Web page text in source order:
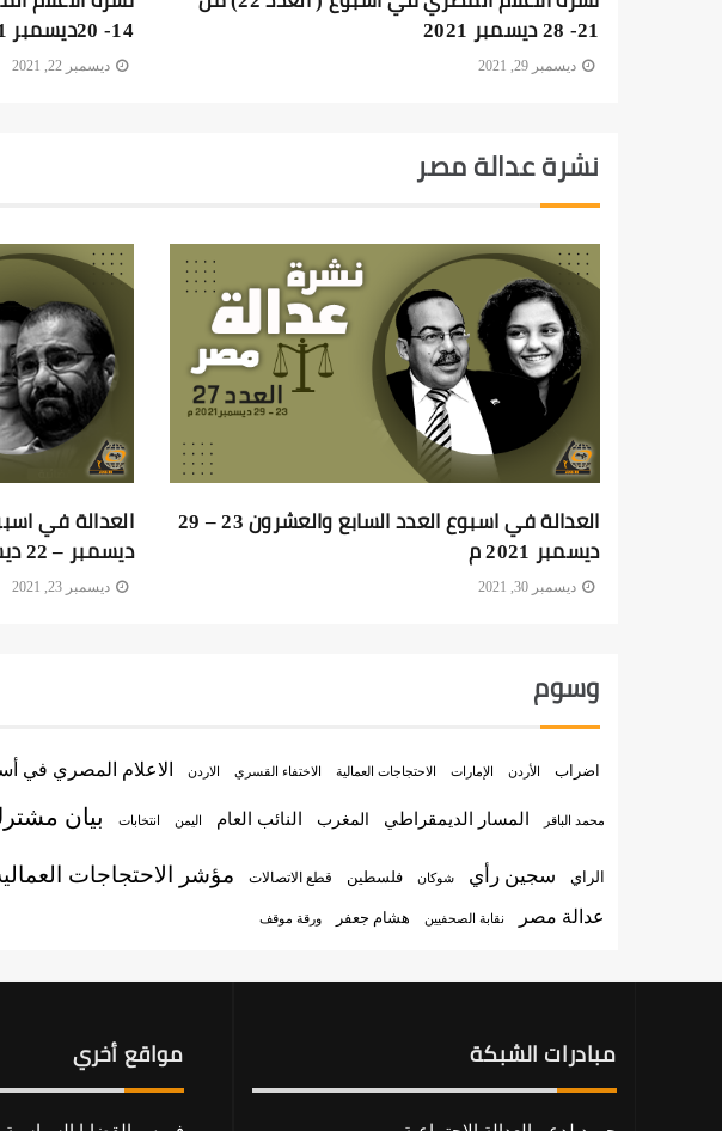
21- 28 ديسمبر 2021
ديسمبر 29, 2021
14- 20ديسمبر 2021
ديسمبر 22, 2021
نشرة عدالة مصر
العدالة في اسبوع العدد السابع والعشرون 23 – 29
ديسمبر 2021 م
ديسمبر 30, 2021
ديسمبر – 22 ديسمبر 2021 م
ديسمبر 23, 2021
وسوم
اضراب الأردن الإمارات الاحتجاجات العمالية الاختفاء القسري الاردن الاعلام المصري في
محمد الباقر المسار الديمقراطي المغرب النائب العام اليمن انتخابات بيان
الراي سجين رأي شوكان فلسطين قطع الاتصالات مؤشر الاحتجاجات
عدالة مصر
نقابة الصحفيين هشام جعفر ورقة موقف
مبادرات الشبكة مواقع أخري